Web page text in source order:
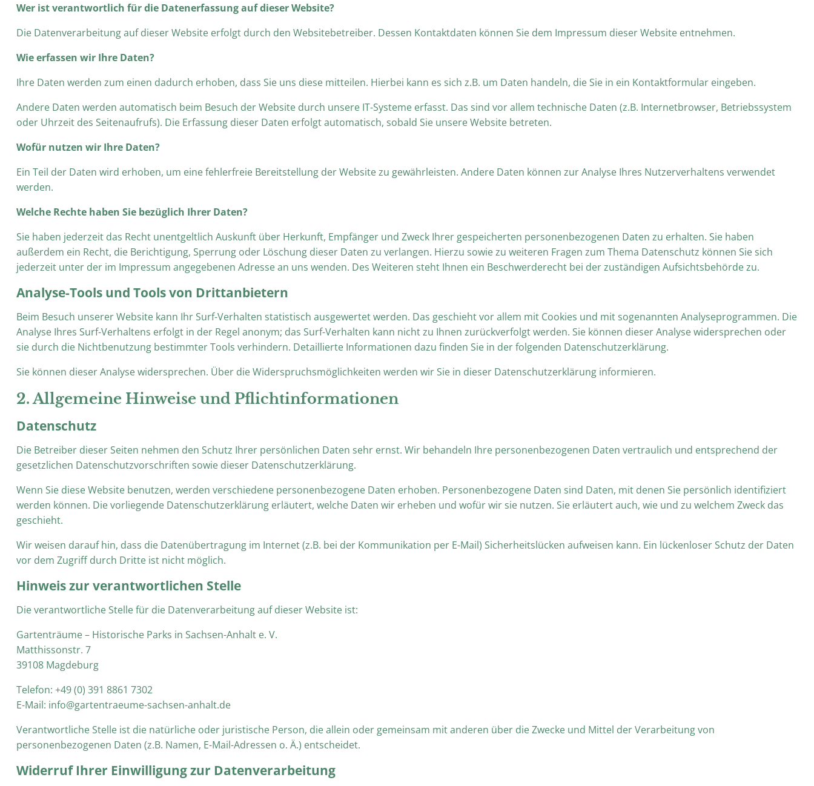
Wer ist verantwortlich für die Datenerfassung auf dieser Website?
Die Datenverarbeitung auf dieser Website erfolgt durch den Websitebetreiber. Dessen Kontaktdaten können Sie dem Impressum dieser Website entnehmen.
Wie erfassen wir Ihre Daten?
Ihre Daten werden zum einen dadurch erhoben, dass Sie uns diese mitteilen. Hierbei kann es sich z.B. um Daten handeln, die Sie in ein Kontaktformular eingeben.
Andere Daten werden automatisch beim Besuch der Website durch unsere IT-Systeme erfasst. Das sind vor allem technische Daten (z.B. Internetbrowser, Betriebssystem
oder Uhrzeit des Seitenaufrufs). Die Erfassung dieser Daten erfolgt automatisch, sobald Sie unsere Website betreten.
Wofür nutzen wir Ihre Daten?
Ein Teil der Daten wird erhoben, um eine fehlerfreie Bereitstellung der Website zu gewährleisten. Andere Daten können zur Analyse Ihres Nutzerverhaltens verwendet
werden.
Welche Rechte haben Sie bezüglich Ihrer Daten?
Sie haben jederzeit das Recht unentgeltlich Auskunft über Herkunft, Empfänger und Zweck Ihrer gespeicherten personenbezogenen Daten zu erhalten. Sie haben
außerdem ein Recht, die Berichtigung, Sperrung oder Löschung dieser Daten zu verlangen. Hierzu sowie zu weiteren Fragen zum Thema Datenschutz können Sie sich
jederzeit unter der im Impressum angegebenen Adresse an uns wenden. Des Weiteren steht Ihnen ein Beschwerderecht bei der zuständigen Aufsichtsbehörde zu.
Analyse-Tools und Tools von Drittanbietern
Beim Besuch unserer Website kann Ihr Surf-Verhalten statistisch ausgewertet werden. Das geschieht vor allem mit Cookies und mit sogenannten Analyseprogrammen. Die
Analyse Ihres Surf-Verhaltens erfolgt in der Regel anonym; das Surf-Verhalten kann nicht zu Ihnen zurückverfolgt werden. Sie können dieser Analyse widersprechen oder
sie durch die Nichtbenutzung bestimmter Tools verhindern. Detaillierte Informationen dazu finden Sie in der folgenden Datenschutzerklärung.
Sie können dieser Analyse widersprechen. Über die Widerspruchsmöglichkeiten werden wir Sie in dieser Datenschutzerklärung informieren.
2. Allgemeine Hinweise und Pflichtinformationen
Datenschutz
Die Betreiber dieser Seiten nehmen den Schutz Ihrer persönlichen Daten sehr ernst. Wir behandeln Ihre personenbezogenen Daten vertraulich und entsprechend der
gesetzlichen Datenschutzvorschriften sowie dieser Datenschutzerklärung.
Wenn Sie diese Website benutzen, werden verschiedene personenbezogene Daten erhoben. Personenbezogene Daten sind Daten, mit denen Sie persönlich identifiziert
werden können. Die vorliegende Datenschutzerklärung erläutert, welche Daten wir erheben und wofür wir sie nutzen. Sie erläutert auch, wie und zu welchem Zweck das
geschieht.
Wir weisen darauf hin, dass die Datenübertragung im Internet (z.B. bei der Kommunikation per E-Mail) Sicherheitslücken aufweisen kann. Ein lückenloser Schutz der Daten
vor dem Zugriff durch Dritte ist nicht möglich.
Hinweis zur verantwortlichen Stelle
Die verantwortliche Stelle für die Datenverarbeitung auf dieser Website ist:
Gartenträume – Historische Parks in Sachsen-Anhalt e. V.
Matthissonstr. 7
39108 Magdeburg
Telefon: +49 (0) 391 8861 7302
E-Mail: info@gartentraeume-sachsen-anhalt.de
Verantwortliche Stelle ist die natürliche oder juristische Person, die allein oder gemeinsam mit anderen über die Zwecke und Mittel der Verarbeitung von
personenbezogenen Daten (z.B. Namen, E-Mail-Adressen o. Ä.) entscheidet.
Widerruf Ihrer Einwilligung zur Datenverarbeitung